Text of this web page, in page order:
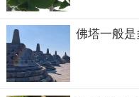
最后撒帐就是撒一些大枣
佛塔一般